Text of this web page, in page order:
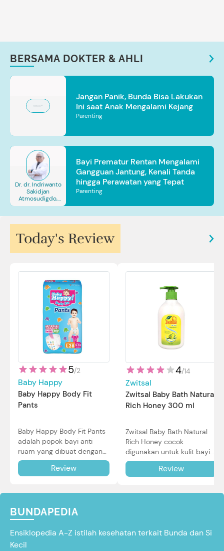
BERSAMA DOKTER & AHLI
Jangan Panik, Bunda Bisa Lakukan
Ini saat Anak Mengalami Kejang
Parenting
Dr. dr. Indriwanto
Sakidjan
Atmosudigdo,
Sp.JP(K). MARS
Bayi Prematur Rentan Mengalami
Gangguan Jantung, Kenali Tanda
hingga Perawatan yang Tepat
Parenting
Today's Review
5/2
Baby Happy
Baby Happy Body Fit
Pants
Baby Happy Body Fit Pants
adalah popok bayi anti
ruam yang dibuat dengan
teknologi Air Through
Technology.Review
4/14
Zwitsal
Zwitsal Baby Bath Natural
Rich Honey 300 ml
Zwitsal Baby Bath Natural
Rich Honey cocok
digunakan untuk kulit bayi
baru lahir bahkan kulit
sensitif sekalipun. Simak
Review
BUNDAPEDIA
Ensiklopedia A-Z istilah kesehatan terkait Bunda dan Si
Kecil